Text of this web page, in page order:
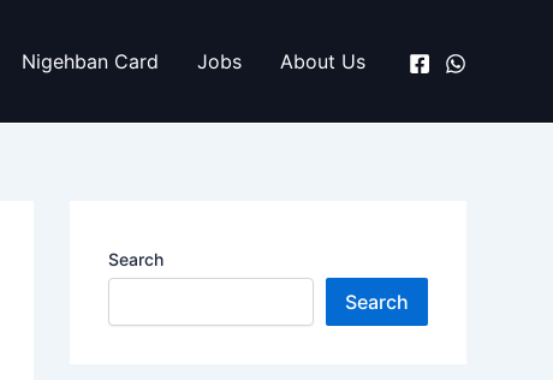
Nigehban Card Jobs About Us
Search
Search